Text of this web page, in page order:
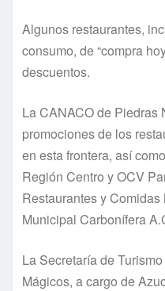
Algunos restaurantes,
consumo, de “compra
descuentos.
La CANACO de Piedras
promociones de los
en esta frontera, así
Región Centro y OCV
Restaurantes y
Municipal Carbonífera
La Secretaría de
Mágicos, a cargo de